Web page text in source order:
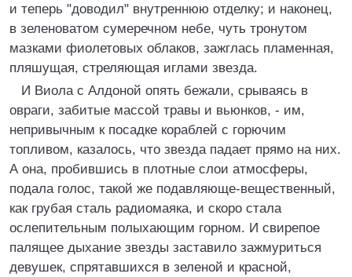
и теперь "доводил" внутреннюю отделку; и наконец,
в зеленоватом сумеречном небе, чуть тронутом
мазками фиолетовых облаков, зажглась пламенная,
пляшущая, стреляющая иглами звезда.
И Виола с Алдоной опять бежали, срываясь в
овраги, забитые массой травы и вьюнков, - им,
непривычным к посадке кораблей с горючим
топливом, казалось, что звезда падает прямо на них.
А она, пробившись в плотные слои атмосферы,
подала голос, такой же подавляюще-вещественный,
как грубая сталь радиомаяка, и скоро стала
ослепительным полыхающим горном. И свирепое
палящее дыхание звезды заставило зажмуриться
девушек, спрятавшихся в зеленой и красной,